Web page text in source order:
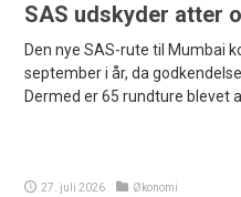
SAS udskyder atter
Den nye SAS-rute til Mumbai
september i år, da
Dermed er 65 rundture blevet
27. juli 2026 Økonomi